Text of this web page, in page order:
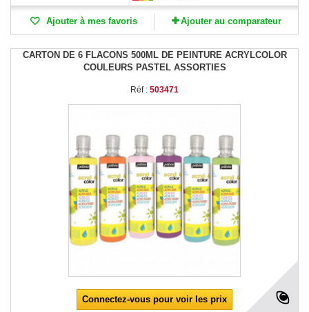
Ajouter à mes favoris Ajouter au comparateur
CARTON DE 6 FLACONS 500ML DE PEINTURE ACRYLCOLOR
COULEURS PASTEL ASSORTIES
Réf : 503471
Connectez-vous pour voir les prix